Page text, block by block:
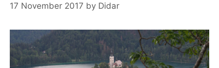
17 November 2017 by Didar